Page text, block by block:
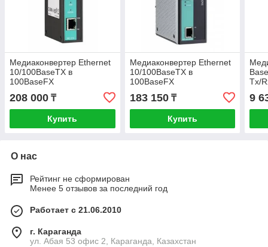
Медиаконвертер Ethernet
10/100BaseTX в
100BaseFX
208 000 ₸
Купить
Медиаконвертер Ethernet
10/100BaseTX в
100BaseFX
(многомодовое
оптоволокно) в
металлическом корпусе
183 150₸
Купить
Tx/
9
О нас
Рейтинг не сформирован
Менее 5 отзывов за последний год
Работает с 21.06.2010
г. Караганда
ул. Абая 53 офис 2, Караганда, Казахстан